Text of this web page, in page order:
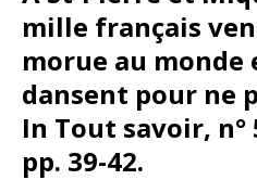
mille français
morue au
dansent pour ne
In Tout savoir, n°
pp. 39-42.